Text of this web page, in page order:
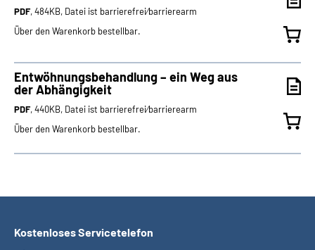
PDF, 484KB, Datei ist barrierefrei⁄barrierearm
Über den Warenkorb bestellbar.
Entwöhnungsbehandlung – ein Weg aus
der Abhängigkeit
PDF, 440KB, Datei ist barrierefrei⁄barrierearm
Über den Warenkorb bestellbar.
Kostenloses Servicetelefon